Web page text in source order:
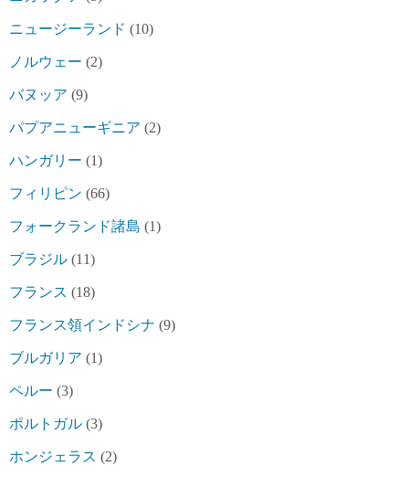
ニュージーランド (10)
ノルウェー (2)
バヌッア (9)
パプアニューギニア (2)
ハンガリー (1)
フィリピン (66)
フォークランド諸島 (1)
ブラジル (11)
フランス (18)
フランス領インドシナ (9)
ブルガリア (1)
ペルー (3)
ポルトガル (3)
ホンジェラス (2)